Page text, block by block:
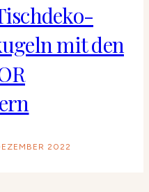
mit den
2022